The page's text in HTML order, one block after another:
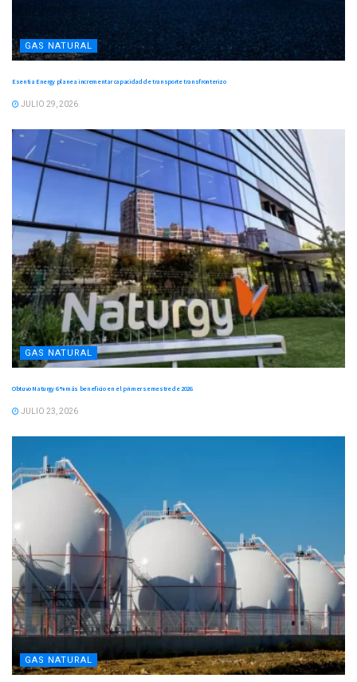
GAS NATURAL
Esentia Energy planea incrementar capacidad de transporte transfronterizo
JULIO 29, 2026
GAS NATURAL
Obtuvo Naturgy 6 % más beneficio en el primer semestre de 2026
JULIO 23, 2026
GAS NATURAL